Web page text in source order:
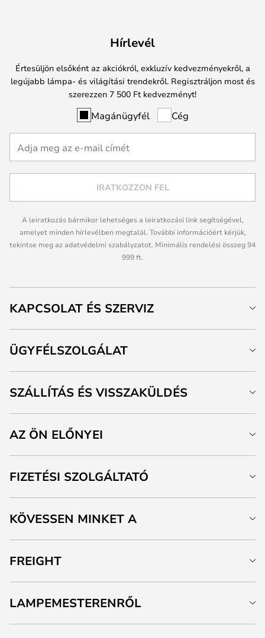
Hírlevél
Értesüljön elsőként az akciókról, exkluzív kedvezményekről, a
legújabb lámpa- és világítási trendekről. Regisztráljon most és
szerezzen 7 500 Ft kedvezményt!
Magánügyfél Cég
IRATKOZZON FEL
A leiratkozás bármikor lehetséges a leiratkozási link segítségével,
amelyet minden hírlevélben megtalál. További információért kérjük,
tekintse meg az adatvédelmi szabályzatot. Minimális rendelési összeg 94
999 ft.
KAPCSOLAT ÉS SZERVIZ
ÜGYFÉLSZOLGÁLAT
SZÁLLÍTÁS ÉS VISSZAKÜLDÉS
AZ ÖN ELŐNYEI
FIZETÉSI SZOLGÁLTATÓ
KÖVESSEN MINKET A
FREIGHT
LAMPEMESTERENRŐL